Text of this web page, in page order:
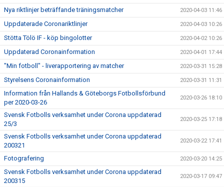
Nya riktlinjer beträffande träningsmatcher 2020-04-03 11:46
Uppdaterade Coronariktlinjer 2020-04-03 10:26
Stötta Tölö IF - köp bingolotter 2020-04-02 10:26
Uppdaterad Coronainformation 2020-04-01 17:44
"Min fotboll" - liverapportering av matcher 2020-03-31 15:28
Styrelsens Coronainformation 2020-03-31 11:31
Information från Hallands & Göteborgs Fotbollsförbund
per 2020-03-26
2020-03-26 18:10
Svensk Fotbolls verksamhet under Corona uppdaterad
25/3
2020-03-25 17:18
Svensk Fotbolls verksamhet under Corona uppdaterad
200321
2020-03-22 17:41
Fotografering 2020-03-20 14:25
Svensk Fotbolls verksamhet under Corona uppdaterad
200315
2020-03-17 09:47